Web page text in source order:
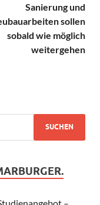
Sanierung und
sollen
sobald wie möglich
weitergehen
–